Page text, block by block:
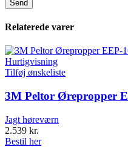
Relaterede varer
Hurtigvisning
Tilføj ønskeliste
3M Peltor Ørepropper
Jagt høreværn
2.539 kr.
Bestil her